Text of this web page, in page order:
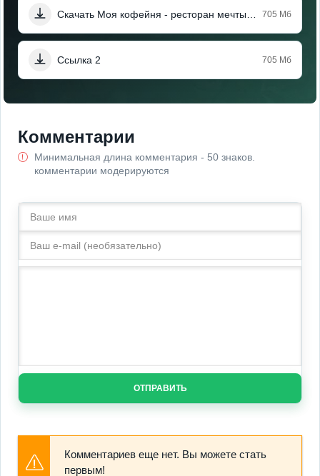
705 Мб
Ссылка 2 705 Мб
Комментарии
Минимальная длина комментария - 50 знаков.
комментарии модерируются
ОТПРАВИТЬ
Комментариев еще нет. Вы можете стать
первым!